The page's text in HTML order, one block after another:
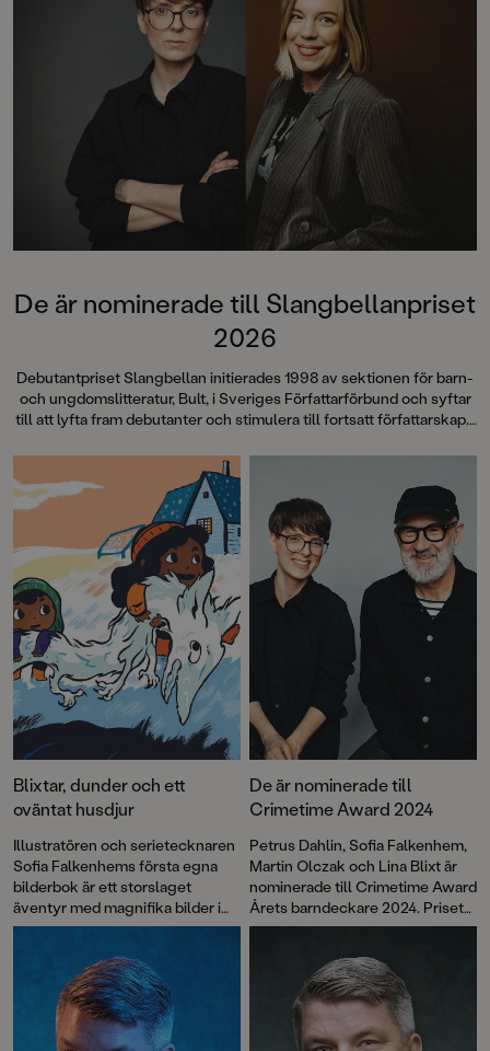
De är nominerade till Slangbellanpriset
2026
Debutantpriset Slangbellan initierades 1998 av sektionen för barn-
och ungdomslitteratur, Bult, i Sveriges Författarförbund och syftar
till att lyfta fram debutanter och stimulera till fortsatt författarskap. I
Blixtar, dunder och ett
oväntat husdjur
Illustratören och serietecknaren
Sofia Falkenhems första egna
bilderbok är ett storslaget
äventyr med magnifika bilder i
en dramatisk färgskala som
höststormar på en ö i havet,
perfekt för alla äventyrssugna.
De är nominerade till
Crimetime Award 2024
Petrus Dahlin, Sofia Falkenhem,
Martin Olczak och Lina Blixt är
nominerade till Crimetime Award
Årets barndeckare 2024. Priset
delas ut till en
deckare eller spänning för barn
6–12 år. Nu kan du vara med och